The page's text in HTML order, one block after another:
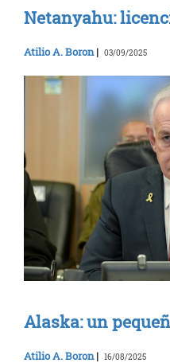
Netanyahu:
Atilio A. Boron| 03/09/2025
Alaska: un
Atilio A. Boron| 16/08/2025